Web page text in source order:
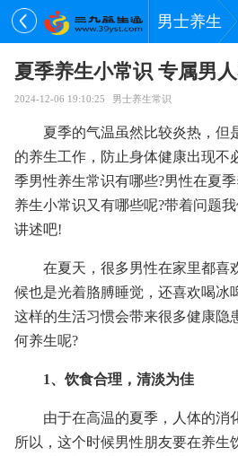
男士养生
夏季养生小常识 专属男
2024-12-06 19:10:25 男士养生常识
夏季的气温虽然比较炎热，但
的养生工作，防止身体健康出现不
季男性养生常识有哪些?男性在夏
养生小常识又有哪些呢?带着问题
讲述吧!
在夏天，很多男性在家里都喜
候也是光着胳膊睡觉，还喜欢喝冰
这样的生活习惯会带来很多健康隐
何养生呢?
1、饮食合理，清淡为佳
由于在高温的夏季，人体的消
所以，这个时候男性朋友要在养生